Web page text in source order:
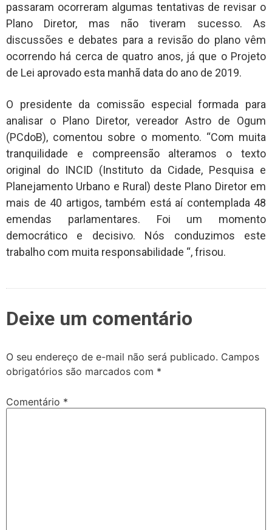
passaram ocorreram algumas tentativas de revisar o
Plano Diretor, mas não tiveram sucesso. As
discussões e debates para a revisão do plano vêm
ocorrendo há cerca de quatro anos, já que o Projeto
de Lei aprovado esta manhã data do ano de 2019.
O presidente da comissão especial formada para
analisar o Plano Diretor, vereador Astro de Ogum
(PCdoB), comentou sobre o momento. “Com muita
tranquilidade e compreensão alteramos o texto
original do INCID (Instituto da Cidade, Pesquisa e
Planejamento Urbano e Rural) deste Plano Diretor em
mais de 40 artigos, também está aí contemplada 48
emendas parlamentares. Foi um momento
democrático e decisivo. Nós conduzimos este
trabalho com muita responsabilidade “, frisou.
Deixe um comentário
O seu endereço de e-mail não será publicado. Campos
obrigatórios são marcados com *
Comentário *